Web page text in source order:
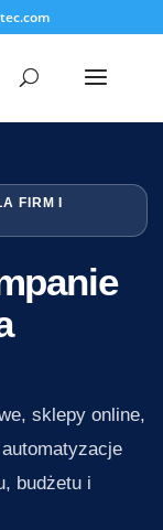
FIRM I
sklepy online,
budżetu i